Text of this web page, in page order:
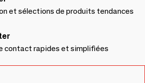
et sélections de produits tendances
contact rapides et simplifiées